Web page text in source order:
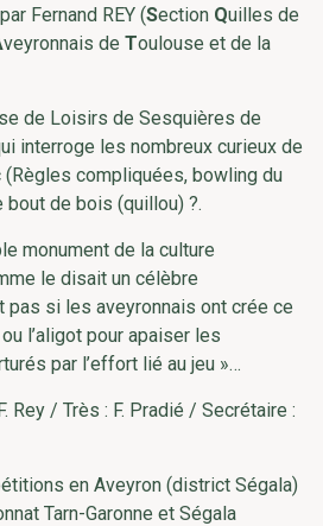
Fernand REY (Section Quilles de
veyronnais de Toulouse et de la
de Loisirs de Sesquières de
interroge les nombreux curieux de
compliquées, bowling du
bout de bois (quillou) ?.
monument de la culture
le disait un célèbre
pas si les aveyronnais ont crée ce
l’aligot pour apaiser les
par l’effort lié au jeu »…
Rey / Très : F. Pradié / Secrétaire :
en Aveyron (district Ségala)
Tarn-Garonne et Ségala